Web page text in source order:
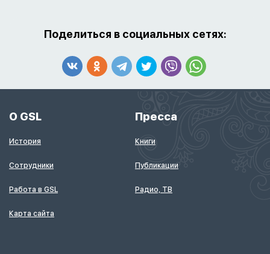
Поделиться в социальных сетях:
О GSL
История
Сотрудники
Работа в GSL
Карта сайта
Пресса
Книги
Публикации
Радио, ТВ